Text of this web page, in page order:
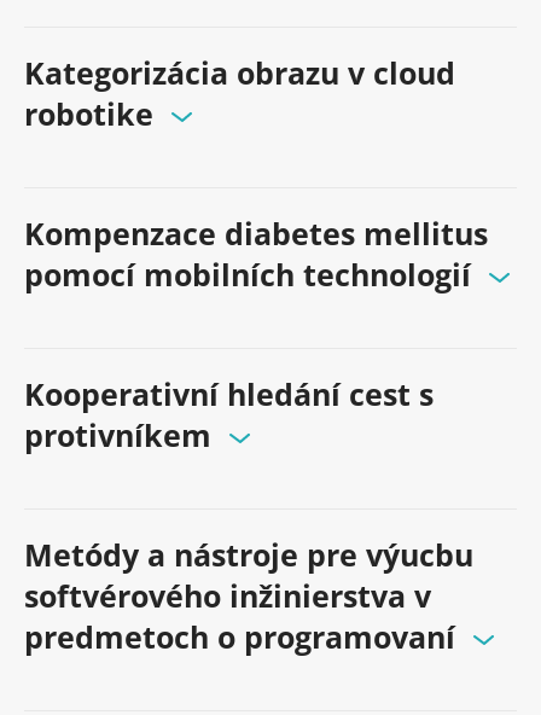
Kategorizácia obrazu v cloud
robotike
Kompenzace diabetes mellitus
pomocí mobilních technologií
Kooperativní hledání cest s
protivníkem
Metódy a nástroje pre výucbu
softvérového inžinierstva v
predmetoch o programovaní